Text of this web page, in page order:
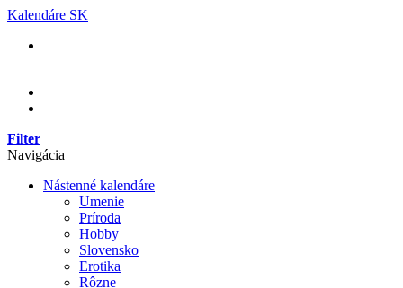
Skip
content
Kalendáre SK
Filter
Navigácia
Nástenné kalendáre
Umenie
Príroda
Hobby
Slovensko
Erotika
Rôzne